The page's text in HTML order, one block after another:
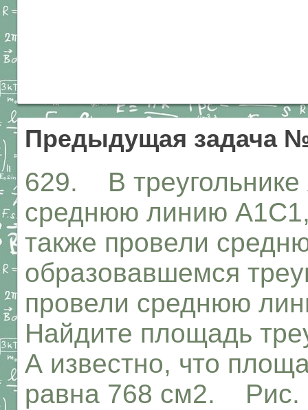
Предыдущая задача
629. В
среднюю линию
также провели
образовавшемся
провели среднюю
Найдите площадь
А известно, что
равна 768 см2. Рис.